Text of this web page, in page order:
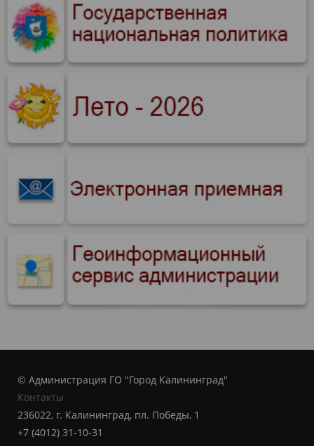
© Администрация ГО "Город Калининград"
Контакты
236022, г. Калининград, пл. Победы, 1
+7 (4012) 31-10-31